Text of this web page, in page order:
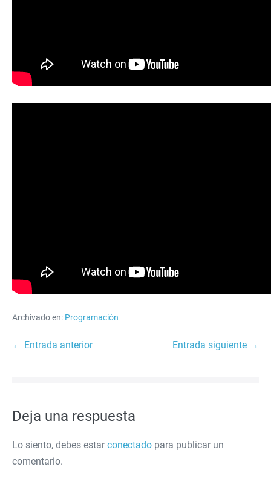
Archivado en: Programación
Navegación
← Entrada anterior Entrada siguiente →
Deja una respuesta
Lo siento, debes estarconectado para publicar un
comentario.